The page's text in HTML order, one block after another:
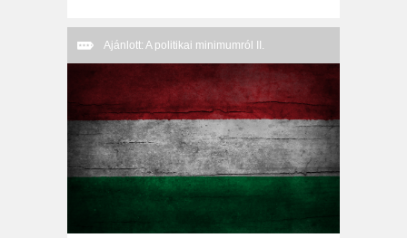
Ajánlott: A politikai minimumról II.